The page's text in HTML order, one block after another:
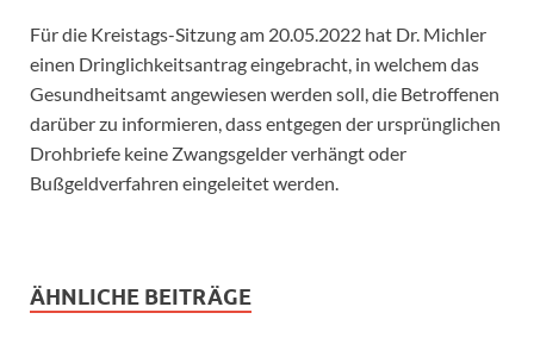
Für die Kreistags-Sitzung am 20.05.2022 hat Dr. Michler
einen Dringlichkeitsantrag eingebracht, in welchem das
Gesundheitsamt angewiesen werden soll, die Betroffenen
darüber zu informieren, dass entgegen der ursprünglichen
Drohbriefe keine Zwangsgelder verhängt oder
Bußgeldverfahren eingeleitet werden.
ÄHNLICHE BEITRÄGE